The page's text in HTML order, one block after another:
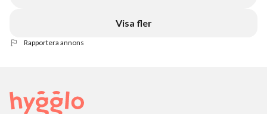
Visa fler
Rapportera annons